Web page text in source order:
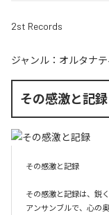
2st Records
ジャンル： オルタナ
その感激と記録
その感激と記録
その感激と記録は、鋭
アンサンブルで、心の